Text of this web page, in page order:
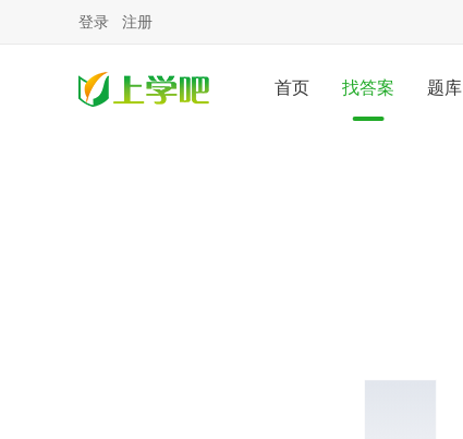
登录 注册
首页 找答案 题库